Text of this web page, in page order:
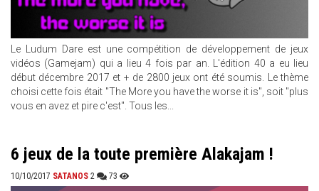
Le Ludum Dare est une compétition de développement de jeux
vidéos (Gamejam) qui a lieu 4 fois par an. L'édition 40 a eu lieu
début décembre 2017 et + de 2800 jeux ont été soumis. Le thème
choisi cette fois était "The More you have the worse it is", soit "plus
vous en avez et pire c'est". Tous les...
6 jeux de la toute première Alakajam !
10/10/2017 SATANOS 2 73